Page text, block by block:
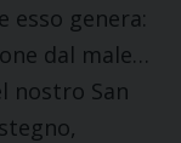
esso genera:
dal male…
nostro San